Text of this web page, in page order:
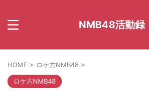
NMB48活動録
HOME > ロケ方NMB48 >
ロケ方NMB48